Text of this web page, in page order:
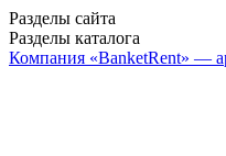
Разделы сайта
Разделы каталога
Компания «BanketRent» —